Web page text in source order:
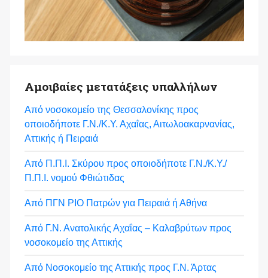
Αμοιβαίες μετατάξεις υπαλλήλων
Από νοσοκομείο της Θεσσαλονίκης προς
οποιοδήποτε Γ.Ν./Κ.Υ. Αχαΐας, Αιτωλοακαρνανίας,
Αττικής ή Πειραιά
Από Π.Π.Ι. Σκύρου προς οποιοδήποτε Γ.Ν./Κ.Υ./
Π.Π.Ι. νομού Φθιώτιδας
Από ΠΓΝ ΡΙΟ Πατρών για Πειραιά ή Αθήνα
Από Γ.Ν. Ανατολικής Αχαΐας – Καλαβρύτων προς
νοσοκομείο της Αττικής
Από Νοσοκομείο της Αττικής προς Γ.Ν. Άρτας